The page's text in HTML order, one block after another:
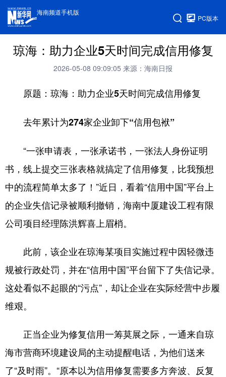
海南频道手机版
PC版本
琼海：助力企业5天时间完成信用修复
2026-05-08 09:09:05 来源：海南日报
原题：琼海：助力企业5天时间完成信用修复
去年累计为274家企业卸下“信用包袱”
“一张申请表，一张承诺书，一张法人身份证明
书，线上提交三张表格就搞定了信用修复，比我预想
中的流程简单太多了！”近日，看着“信用中国”平台上
的企业失信记录被顺利撤销，海南中厦建设工程有限
公司项目经理陈洪辉喜上眉梢。
此前，该企业在琼海某项目实施过程中因轻微违
规被行政处罚，并在“信用中国”平台留下了失信记录。
这处看似不起眼的“污点”，却让企业在实际经营中步履
维艰。
正当企业为修复信用一筹莫展之际，一通来自琼
海市营商环境建设局的主动提醒电话，为他们送来
了“及时雨”。“原本以为信用修复需要多方奔波、反复